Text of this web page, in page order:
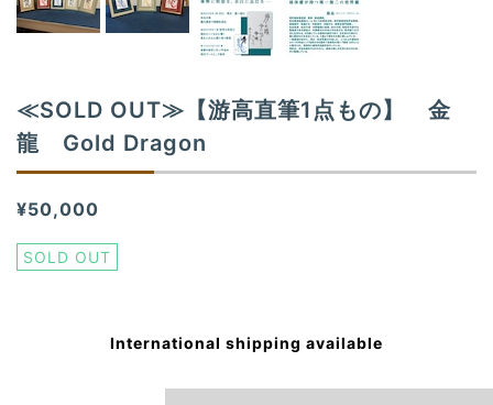
≪SOLD OUT≫【游高直筆1点もの】 金
龍 Gold Dragon
¥50,000
SOLD OUT
International shipping available